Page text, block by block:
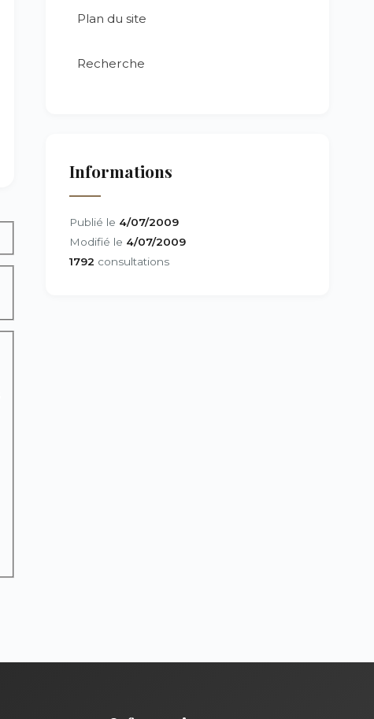
Plan du site
Recherche
Informations
Publié le 4/07/2009
Modifié le 4/07/2009
1792 consultations